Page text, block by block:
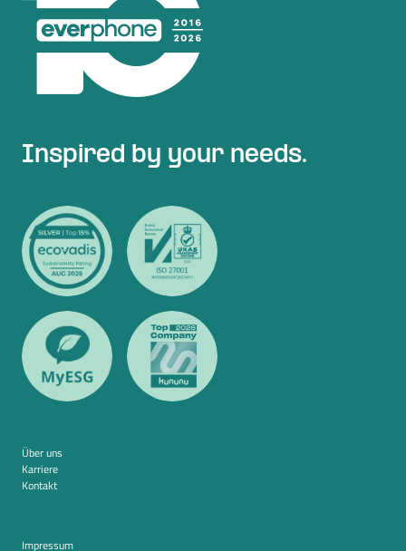
Inspired by your needs.
Über uns
Karriere
Kontakt
Impressum